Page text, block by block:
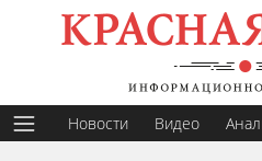
Новости Видео